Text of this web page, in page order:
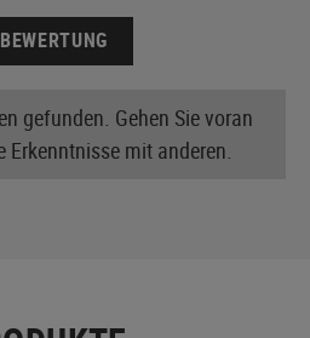
gefunden. Gehen Sie voran
Erkenntnisse mit anderen.